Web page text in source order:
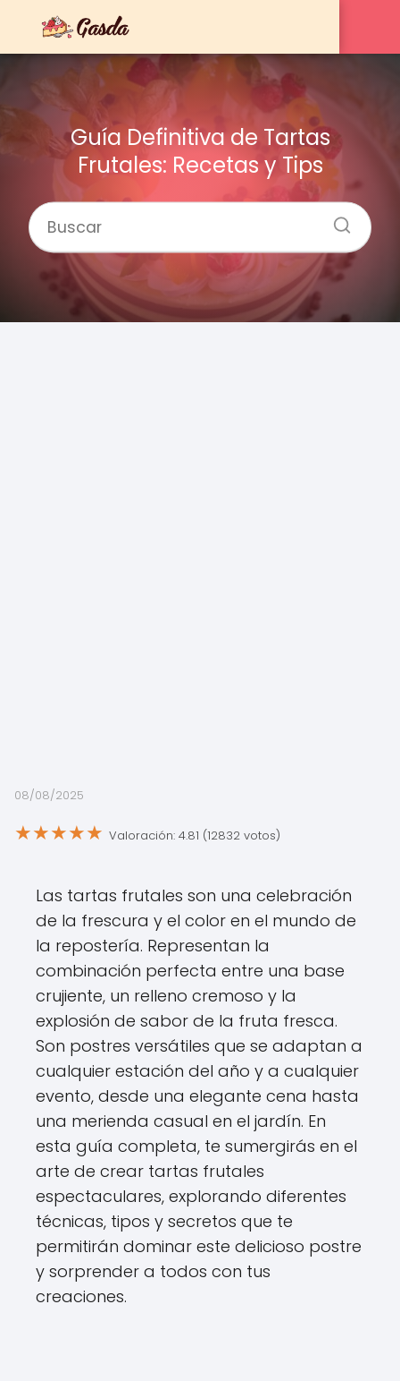
Guía Definitiva de Tartas
Frutales: Recetas y Tips
08/08/2025
★★★★★ Valoración: 4.81 (12832 votos)
Las tartas frutales son una celebración
de la frescura y el color en el mundo de
la repostería. Representan la
combinación perfecta entre una base
crujiente, un relleno cremoso y la
explosión de sabor de la fruta fresca.
Son postres versátiles que se adaptan a
cualquier estación del año y a cualquier
evento, desde una elegante cena hasta
una merienda casual en el jardín. En
esta guía completa, te sumergirás en el
arte de crear tartas frutales
espectaculares, explorando diferentes
técnicas, tipos y secretos que te
permitirán dominar este delicioso postre
y sorprender a todos con tus
creaciones.